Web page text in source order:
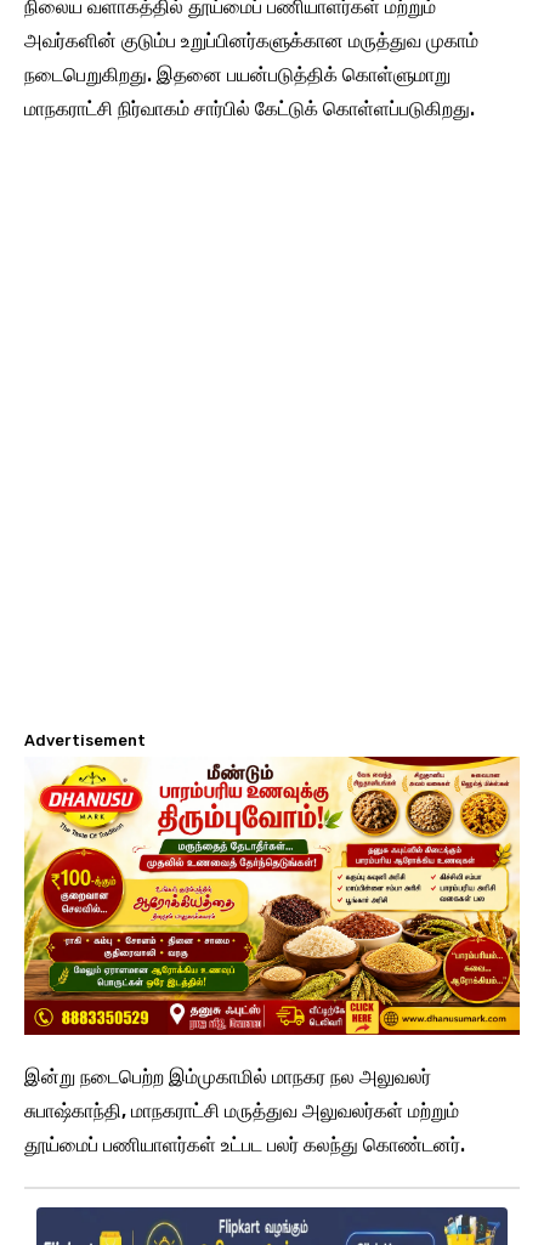
நிலைய வளாகத்தில் தூய்மைப் பணியாளர்கள் மற்றும்
அவர்களின் குடும்ப உறுப்பினர்களுக்கான மருத்துவ முகாம்
நடைபெறுகிறது. இதனை பயன்படுத்திக் கொள்ளுமாறு
மாநகராட்சி நிர்வாகம் சார்பில் கேட்டுக் கொள்ளப்படுகிறது.
Advertisement
இன்று நடைபெற்ற இம்முகாமில் மாநகர நல அலுவலர்
சுபாஷ்காந்தி, மாநகராட்சி மருத்துவ அலுவலர்கள் மற்றும்
தூய்மைப் பணியாளர்கள் உட்பட பலர் கலந்து கொண்டனர்.